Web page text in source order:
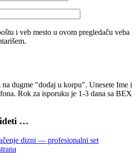
i veb mesto u ovom pregledaču veba
dugme "dodaj u korpu". Unesete Ime i
Rok za isporuku je 1-3 dana sa BEX
…